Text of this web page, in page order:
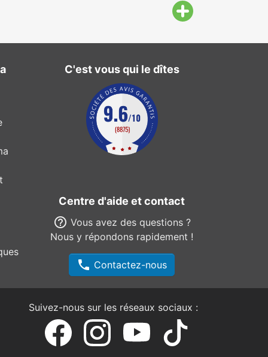
C'est vous qui le dîtes
Centre d'aide et contact
help_outline Vous avez des questions ?
Nous y répondons rapidement !
phone Contactez-nous
Suivez-nous sur les réseaux sociaux :